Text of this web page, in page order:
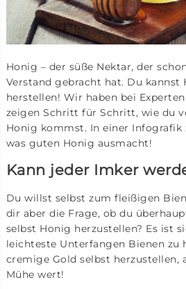
Honig – der süße Nektar, der
Verstand gebracht hat. Du kannst
herstellen! Wir haben bei
zeigen Schritt für Schritt, wie du
Honig kommst. In einer Infografik
was guten Honig ausmacht!
Kann jeder Imker
Du willst selbst zum fleißigen
dir aber die Frage, ob du
selbst Honig herzustellen? Es ist
leichteste Unterfangen Bienen zu
cremige Gold selbst herzustellen,
Mühe wert!